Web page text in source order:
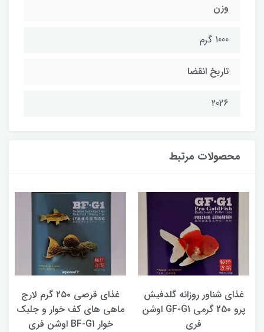
وزن
1000 گرم
تاریخ انقضا
2026
محصولات مرتبط
غذای شناور روزانه گلدفیش
پرو 250 گرمی GF-G1 اوشن
فری
غذای قرصی ۲۵۰ گرم لارج
ماهی های کف خوار و جلبک
خوار BF-G1 اوشن فری